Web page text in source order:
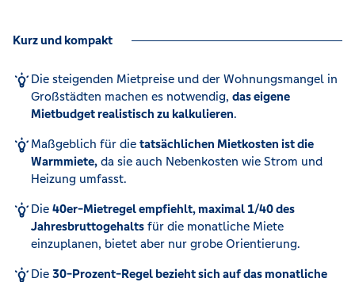
Kurz und kompakt
Die steigenden Mietpreise und der Wohnungsmangel in
Großstädten machen es notwendig, das eigene
Mietbudget realistisch zu kalkulieren.
Maßgeblich für die tatsächlichen Mietkosten ist die
Warmmiete,da sie auch Nebenkosten wie Strom und
Heizung umfasst.
Die 40er-Mietregel empfiehlt, maximal 1/40 des
Jahresbruttogehaltsfür die monatliche Miete
einzuplanen, bietet aber nur grobe Orientierung.
Die 30-Prozent-Regel bezieht sich auf das monatliche